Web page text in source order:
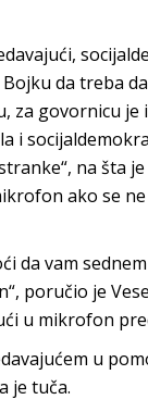
da treba
za govornicu je
i
na šta
ako se
da vam
poručio je
u mikrofon
u
je tuča.